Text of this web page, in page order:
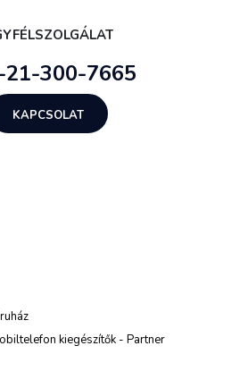
21-300-7665
KAPCSOLAT
kiegészítők - Partner